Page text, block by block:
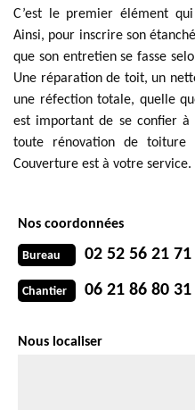
C’est le premier élément
Ainsi, pour inscrire son
que son entretien se fasse
Une réparation de toit, un
une réfection totale, quelle
est important de se confier à
toute rénovation de
Couverture est à votre service.
Nos coordonnées
Bureau 02 52 56 21 71
Chantier 06 21 86 80 31
Nous localiser